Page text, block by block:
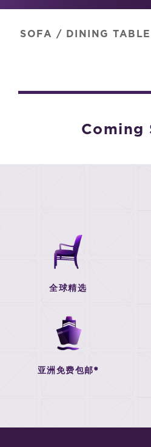
SOFA / DINING TABLE
Coming
全球精选
亚洲免费包邮*